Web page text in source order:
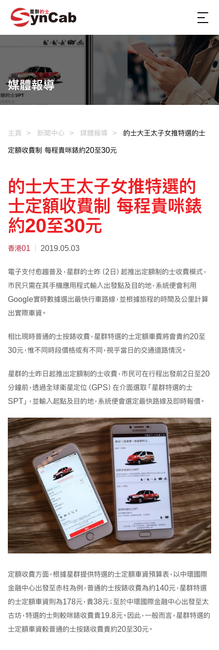
媒體報導
主頁 新聞中心 媒體報導 的士大王太子女推特選的士
定額收費制 每程貴咪錶約20至30元
的士大王太子女推特選的
士定額收費制 每程貴咪錶
約20至30元
香港01 2019.05.03
電子支付愈趨普及，星群的士昨（2日）起推出定額制的士收費模式，
市民只需在其手機應用程式輸入出發點及目的地，系統便會利用
Google實時數據選出最快行車路線，並根據旅程的時間及公里計算
出實際車資。
相比現時普通的士按錶收費，星群特選的士定額車費將會貴約20至
30元，惟不同時段價格或有不同，視乎當日的交通道路情況。
星群的士昨日起推出定額制的士收費，市民可在行程出發前2日至20
分鐘前，透過全球衛星定位（GPS）在介面選取「星群特選的士
SPT」，並輸入起點及目的地，系統便會選定最快路線及即時報價。
定額收費方面，根據星群提供特選的士定額車資預算表，以中環國際
金融中心出發至赤柱為例，普通的士按錶收費為約140元，星群特選
的士定額車資則為178元，貴38元；至於中環國際金融中心出發至太
古坊，特選的士則較咪錶收費貴19.8元。因此，一般而言，星群特選的
士定額車資較普通的士按錶收費貴約20至30元。